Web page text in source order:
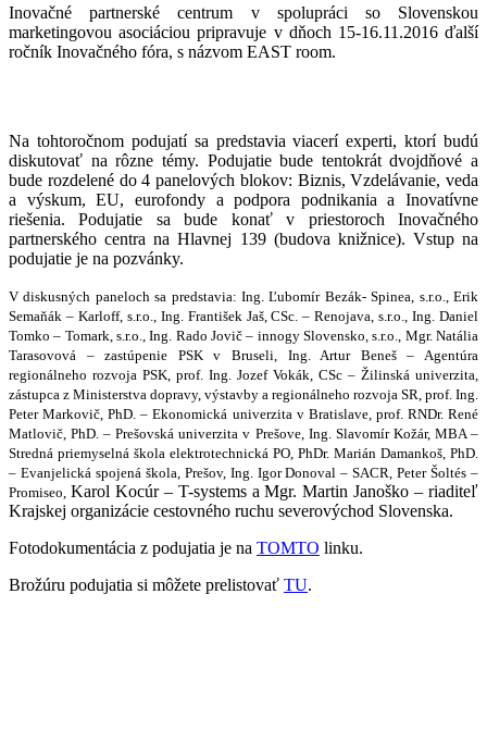
Inovačné partnerské centrum v spolupráci so Slovenskou
marketingovou asociáciou pripravuje v dňoch 15-16.11.2016 ďalší
ročník Inovačného fóra, s názvom EAST room.
Na tohtoročnom podujatí sa predstavia viacerí experti, ktorí budú
diskutovať na rôzne témy. Podujatie bude tentokrát dvojdňové a
bude rozdelené do 4 panelových blokov: Biznis, Vzdelávanie, veda
a výskum, EU, eurofondy a podpora podnikania a Inovatívne
riešenia. Podujatie sa bude konať v priestoroch Inovačného
partnerského centra na Hlavnej 139 (budova knižnice). Vstup na
podujatie je na pozvánky.
V diskusných paneloch sa predstavia: Ing. Ľubomír Bezák- Spinea, s.r.o., Erik
Semaňák – Karloff, s.r.o., Ing. František Jaš, CSc. – Renojava, s.r.o., Ing. Daniel
Tomko – Tomark, s.r.o., Ing. Rado Jovič – innogy Slovensko, s.r.o., Mgr. Natália
Tarasovová – zastúpenie PSK v Bruseli, Ing. Artur Beneš – Agentúra
regionálneho rozvoja PSK, prof. Ing. Jozef Vokák, CSc – Žilinská univerzita,
zástupca z Ministerstva dopravy, výstavby a regionálneho rozvoja SR, prof. Ing.
Peter Markovič, PhD. – Ekonomická univerzita v Bratislave, prof. RNDr. René
Matlovič, PhD. – Prešovská univerzita v Prešove, Ing. Slavomír Kožár, MBA –
Stredná priemyselná škola elektrotechnická PO, PhDr. Marián Damankoš, PhD.
– Evanjelická spojená škola, Prešov, Ing. Igor Donoval – SACR, Peter Šoltés –
Promiseo, Karol Kocúr – T-systems a Mgr. Martin Janoško – riaditeľ
Krajskej organizácie cestovného ruchu severovýchod Slovenska.
Fotodokumentácia z podujatia je na TOMTO linku.
Brožúru podujatia si môžete prelistovať TU.